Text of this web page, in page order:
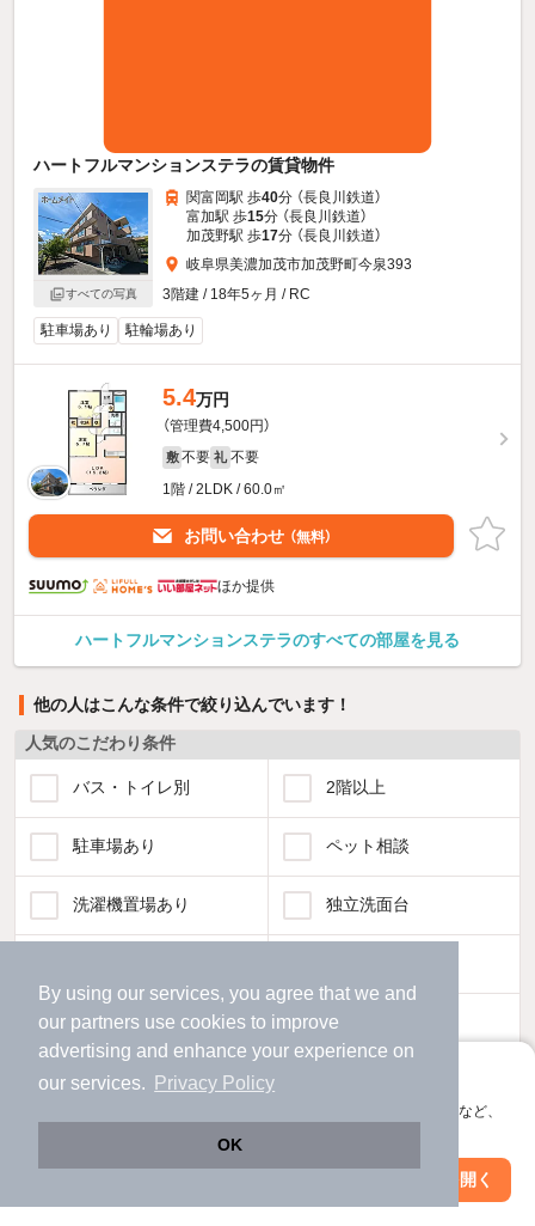
By using our services, you agree that we and
our partners use cookies to improve
advertising and enhance your experience on
our services.
Privacy Policy
OK
アプリに切り替えて、サクサクお部屋探し
会員登録なしですぐ使える。マップ検索やお気に入り保存など、
アプリを開く
ハートフルマンションステラの賃貸物件
すべての写真
関富岡駅 歩40分 （長良川鉄道）
富加駅 歩15分 （長良川鉄道）
加茂野駅 歩17分 （長良川鉄道）
岐阜県美濃加茂市加茂野町今泉393
3階建 / 18年5ヶ月 / RC
駐車場あり 駐輪場あり
5.4万円
（管理費4,500円）
敷 不要 礼 不要
1階 / 2LDK / 60.0㎡
お問い合わせ （無料）
ほか提供
ハートフルマンションステラのすべての部屋を見る
他の人はこんな条件で絞り込んでいます！
人気のこだわり条件
バス・トイレ別 2階以上
駐車場あり ペット相談
洗濯機置場あり 独立洗面台
温水洗浄便座 オートロック
コンロ2口以上
絞り込み条件を変更